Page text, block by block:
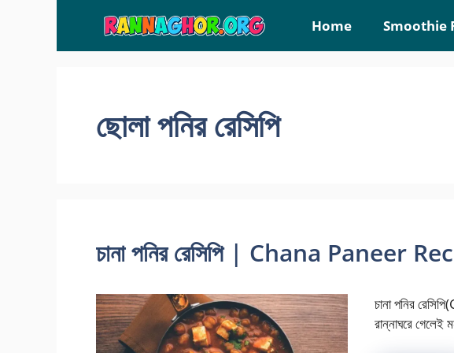
Home Smoothie
ছোলা পনির রেসিপি
চানা পনির রেসিপি | Chana Paneer
চানা পনির
রান্নাঘরে